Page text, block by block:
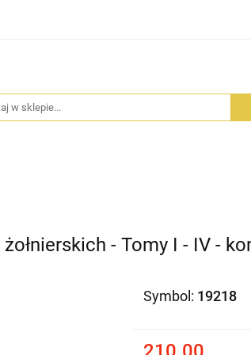
- Tomy I - IV -
Symbol: 19218